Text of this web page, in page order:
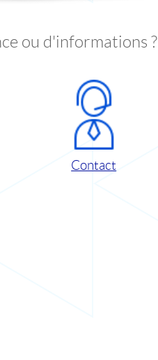
ou d'informations ?
Contact